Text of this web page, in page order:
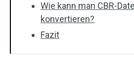
Wie kann man CBR-
konvertieren?
Fazit